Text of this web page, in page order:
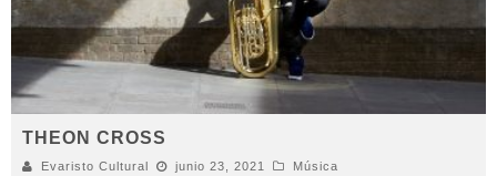
THEON CROSS
Evaristo Cultural junio 23, 2021 Música